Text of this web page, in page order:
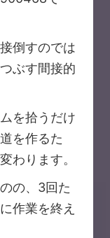
倒すのでは
ぶす間接的
を拾うだけ
を作るた
わります。
の、3回た
作業を終え